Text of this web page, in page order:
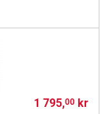
1 795,00kr